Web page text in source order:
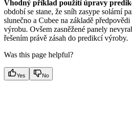
Vhodný příklad použítí úpravy
období se stane, že sníh zasype solární
slunečno a Cubee na základě
výrobu. Ovšem zasněžené panely
řešením právě zásah do predikcí výroby.
Was this page helpful?
Yes No